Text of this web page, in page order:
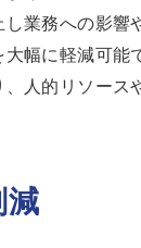
業務への影響
幅に軽減可能
人的リソース
減